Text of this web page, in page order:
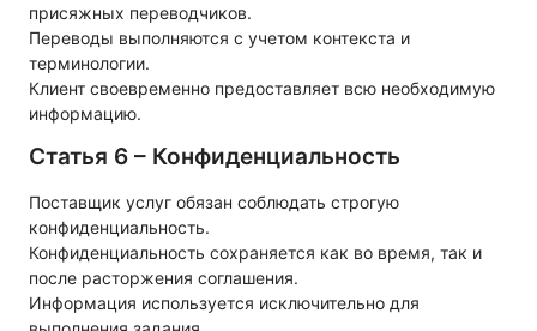
присяжных переводчиков.
Переводы выполняются с учетом контекста и
терминологии.
Клиент своевременно предоставляет всю необходимую
информацию.
Статья 6 – Конфиденциальность
Поставщик услуг обязан соблюдать строгую
конфиденциальность.
Конфиденциальность сохраняется как во время, так и
после расторжения соглашения.
Информация используется исключительно для